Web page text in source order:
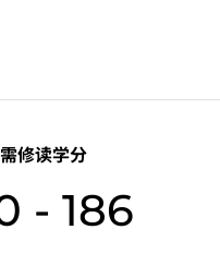
修读学分
- 186